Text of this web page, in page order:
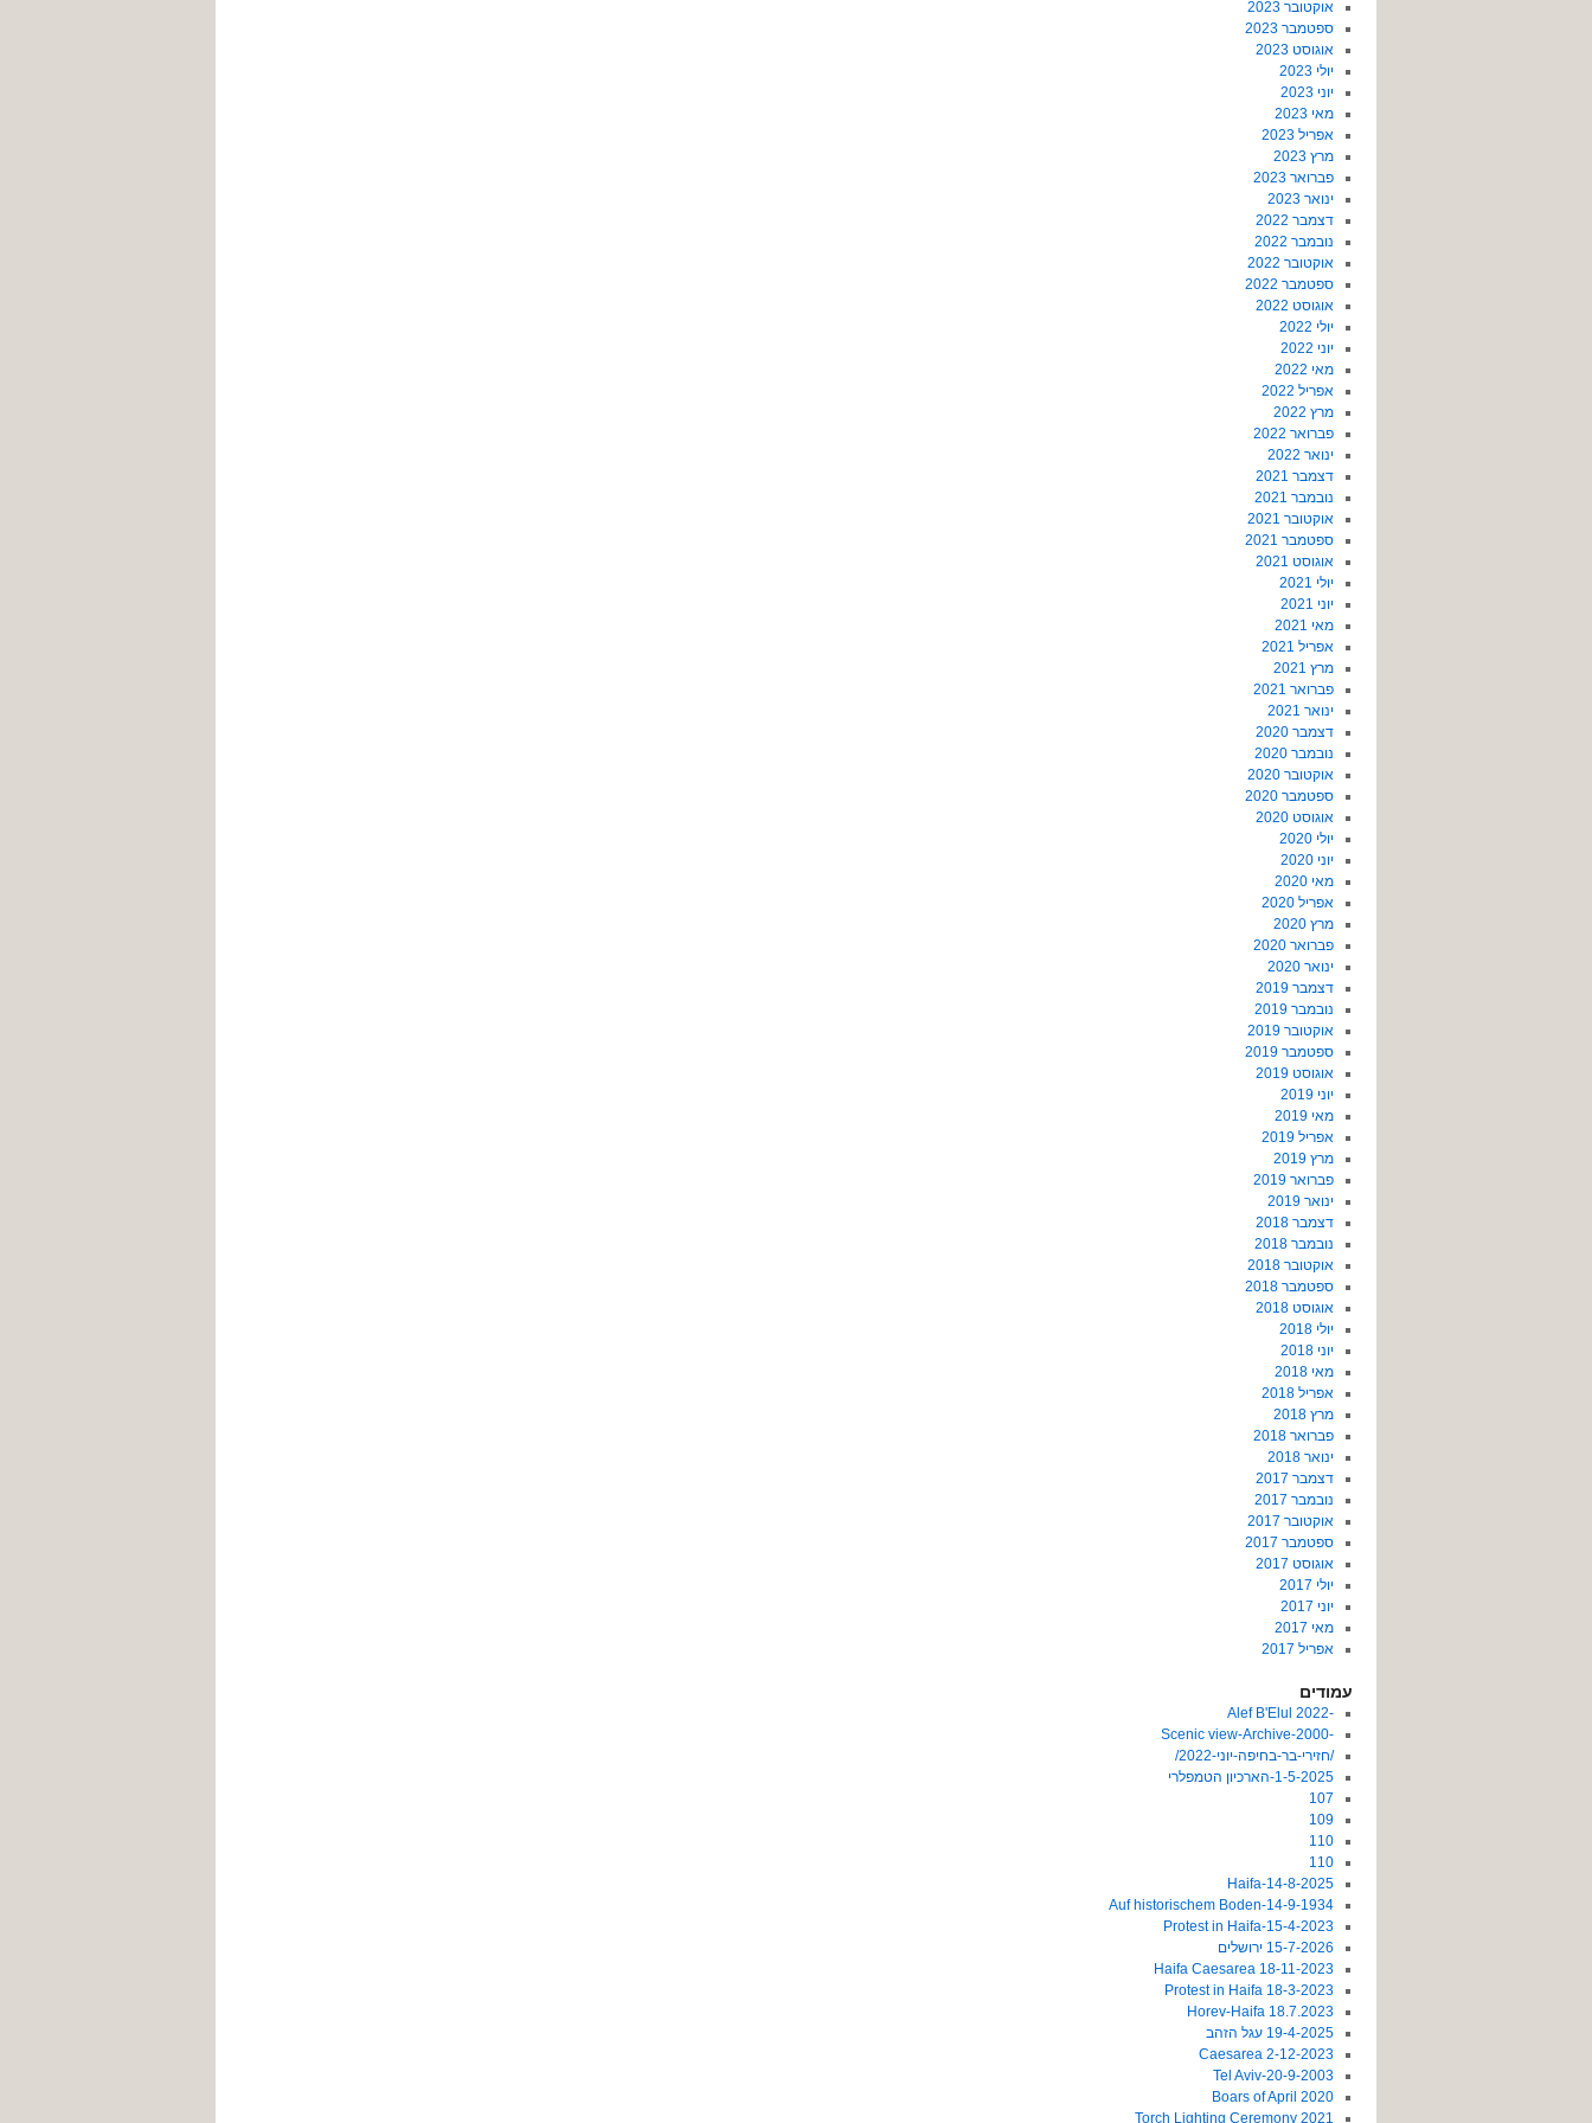
אוקטובר 2023
ספטמבר 2023
אוגוסט 2023
יולי 2023
יוני 2023
מאי 2023
אפריל 2023
מרץ 2023
פברואר 2023
ינואר 2023
דצמבר 2022
נובמבר 2022
אוקטובר 2022
ספטמבר 2022
אוגוסט 2022
יולי 2022
יוני 2022
מאי 2022
אפריל 2022
מרץ 2022
פברואר 2022
ינואר 2022
דצמבר 2021
נובמבר 2021
אוקטובר 2021
ספטמבר 2021
אוגוסט 2021
יולי 2021
יוני 2021
מאי 2021
אפריל 2021
מרץ 2021
פברואר 2021
ינואר 2021
דצמבר 2020
נובמבר 2020
אוקטובר 2020
ספטמבר 2020
אוגוסט 2020
יולי 2020
יוני 2020
מאי 2020
אפריל 2020
מרץ 2020
פברואר 2020
ינואר 2020
דצמבר 2019
נובמבר 2019
אוקטובר 2019
ספטמבר 2019
אוגוסט 2019
יוני 2019
מאי 2019
אפריל 2019
מרץ 2019
פברואר 2019
ינואר 2019
דצמבר 2018
נובמבר 2018
אוקטובר 2018
ספטמבר 2018
אוגוסט 2018
יולי 2018
יוני 2018
מאי 2018
אפריל 2018
מרץ 2018
פברואר 2018
ינואר 2018
דצמבר 2017
נובמבר 2017
אוקטובר 2017
ספטמבר 2017
אוגוסט 2017
יולי 2017
יוני 2017
מאי 2017
אפריל 2017
עמודים
-2022 Alef B'Elul
-Scenic view-Archive-2000
/חזירי-בר-בחיפה-יוני-2022/
1-5-2025-הארכיון הטמפלרי
107
109
110
110
14-8-2025-Haifa
14-9-1934-Auf historischem Boden
15-4-2023-Protest in Haifa
15-7-2026 ירושלים
18-11-2023 Haifa Caesarea
18-3-2023 Protest in Haifa
18.7.2023 Horev-Haifa
19-4-2025 עגל הזהב
2-12-2023 Caesarea
20-9-2003-Tel Aviv
2020 Boars of April
2021 Torch Lighting Ceremony